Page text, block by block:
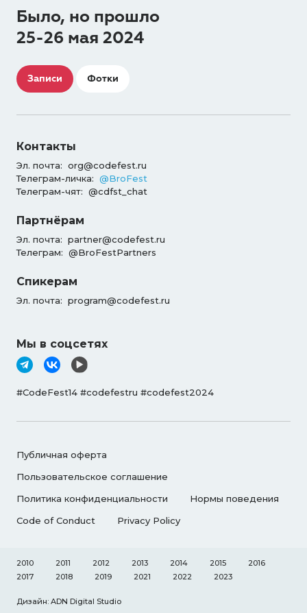
Было, но прошло
25-26 мая 2024
Записи Фотки
Контакты
Эл. почта: org@codefest.ru
Телеграм-личка: @BroFest
Телеграм-чят: @cdfst_chat
Партнёрам
Эл. почта: partner@codefest.ru
Телеграм: @BroFestPartners
Спикерам
Эл. почта: program@codefest.ru
Мы в соцсетях
#CodeFest14 #codefestru #codefest2024
Публичная оферта
Пользовательское соглашение
Политика конфиденциальности
Нормы поведения
Code of Conduct
Privacy Policy
2010 2011 2012 2013 2014 2015
2016
2017
2018 2019 2021 2022 2023
Дизайн: ADN Digital Studio